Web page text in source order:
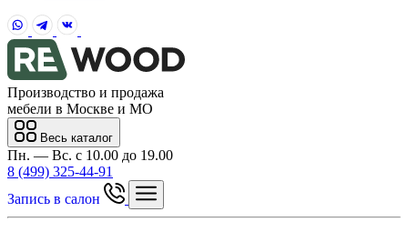
Производство и продажа
мебели в Москве и МО
Весь каталог
Пн. — Вс. с 10.00 до 19.00
8 (499) 325-44-91
Запись в салон